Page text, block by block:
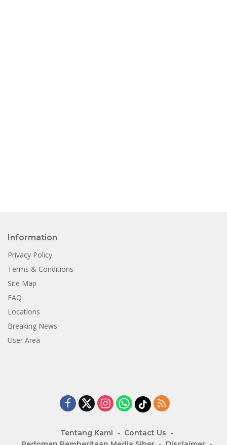
Information
Privacy Policy
Terms & Conditions
Site Map
FAQ
Locations
Breaking News
User Area
Tentang Kami
Contact Us